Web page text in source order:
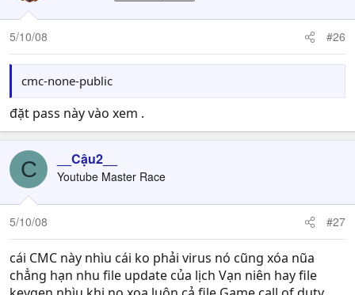
mọi người sài thử xem, tớ đang test thử và thấy cũng tốt
5/10/08 #26
cmc-none-public
đặt pass này vào xem .
C __Cậu2__
Youtube Master Race
5/10/08 #27
cái CMC này nhìu cái ko phải virus nó cũng xóa nũa
chẳng hạn nhu file update của lịch Vạn niên hay file